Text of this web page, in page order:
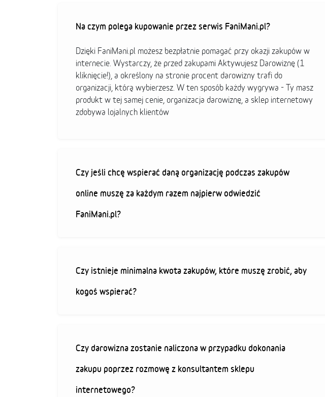
Na czym polega kupowanie przez serwis FaniMani.pl?
Dzięki FaniMani.pl możesz bezpłatnie pomagać przy okazji zakupów w
internecie. Wystarczy, że przed zakupami Aktywujesz Darowiznę (1
kliknięcie!), a określony na stronie procent darowizny trafi do
organizacji, którą wybierzesz. W ten sposób każdy wygrywa - Ty masz
produkt w tej samej cenie, organizacja darowiznę, a sklep internetowy
zdobywa lojalnych klientów
Czy jeśli chcę wspierać daną organizację podczas zakupów
online muszę za każdym razem najpierw odwiedzić
FaniMani.pl?
Czy istnieje minimalna kwota zakupów, które muszę zrobić, aby
kogoś wspierać?
Czy darowizna zostanie naliczona w przypadku dokonania
zakupu poprzez rozmowę z konsultantem sklepu
internetowego?